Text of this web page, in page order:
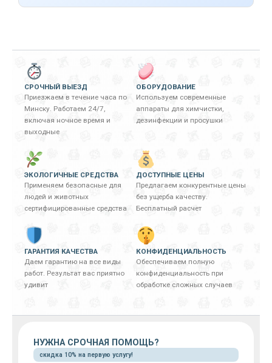
СРОЧНЫЙ ВЫЕЗД
Приезжаем в течение часа по
Минску. Работаем 24/7,
включая ночное время и
выходные
ОБОРУДОВАНИЕ
Используем современные
аппараты для химчистки,
дезинфекции и просушки
ЭКОЛОГИЧНЫЕ СРЕДСТВА
Применяем безопасные для
людей и животных
сертифицированные средства
ДОСТУПНЫЕ ЦЕНЫ
Предлагаем конкурентные цены
без ущерба качеству.
Бесплатный расчет
ГАРАНТИЯ КАЧЕСТВА
Даем гарантию на все виды
работ. Результат вас приятно
удивит
КОНФИДЕНЦИАЛЬНОСТЬ
Обеспечиваем полную
конфиденциальность при
обработке сложных случаев
НУЖНА СРОЧНАЯ ПОМОЩЬ?
скидка 10% на первую услугу!